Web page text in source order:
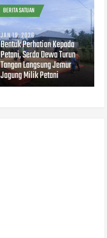
BERITA SATUAN
JAN 19, 2026
Bentuk Perhatian Kepada
Petani, Serda Dewa Turun
Tangan Langsung Jemur
Jagung Milik Petani